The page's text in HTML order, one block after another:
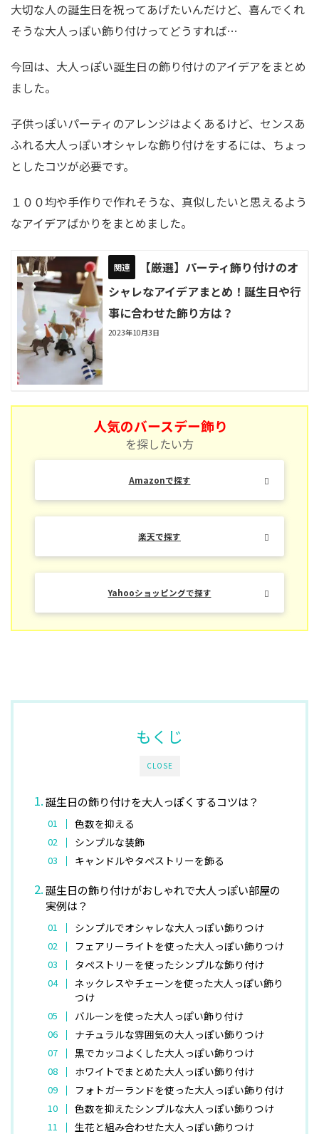
大切な人の誕生日を祝ってあげたいんだけど、喜んでくれ
そうな大人っぽい飾り付けってどうすれば…
今回は、大人っぽい誕生日の飾り付けのアイデアをまとめ
ました。
子供っぽいパーティのアレンジはよくあるけど、センスあ
ふれる大人っぽいオシャレな飾り付けをするには、ちょっ
としたコツが必要です。
１００均や手作りで作れそうな、真似したいと思えるよう
なアイデアばかりをまとめました。
【厳選】パーティ飾り付けのオ
シャレなアイデアまとめ！誕生日や行
事に合わせた飾り方は？
2023年10月3日
人気のバースデー飾り
を探したい方
Amazonで探す
楽天で探す
Yahooショッピングで探す
CLOSE
もくじ
誕生日の飾り付けを大人っぽくするコツは？
色数を抑える
シンプルな装飾
キャンドルやタペストリーを飾る
誕生日の飾り付けがおしゃれで大人っぽい部屋の
実例は？
シンプルでオシャレな大人っぽい飾りつけ
フェアリーライトを使った大人っぽい飾りつけ
タペストリーを使ったシンプルな飾り付け
ネックレスやチェーンを使った大人っぽい飾り
つけ
バルーンを使った大人っぽい飾り付け
ナチュラルな雰囲気の大人っぽい飾りつけ
黒でカッコよくした大人っぽい飾りつけ
ホワイトでまとめた大人っぽい飾り付け
フォトガーランドを使った大人っぽい飾り付け
色数を抑えたシンプルな大人っぽい飾りつけ
生花と組み合わせた大人っぽい飾りつけ